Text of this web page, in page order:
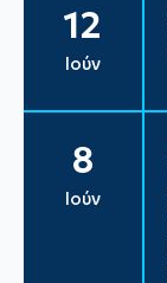
12
Ιούν
8
Ιούν